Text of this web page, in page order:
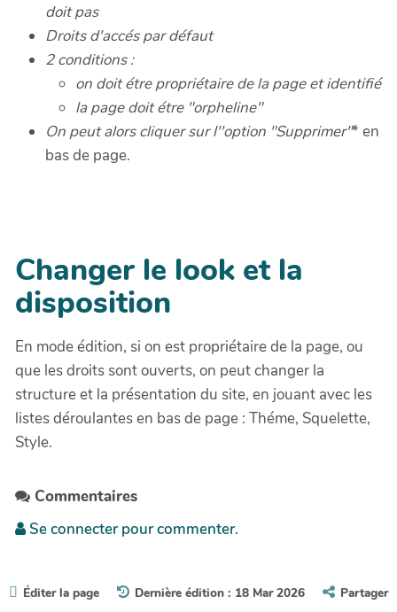
doit pas
Droits d'accés par défaut
2 conditions :
on doit étre propriétairede la page etidentifié
la page doit étre "orpheline"
On peut alors cliquer sur l''option "Supprimer"* en
bas de page.
Changer le look et la
disposition
En mode édition, si on est propriétaire de la page, ou
que les droits sont ouverts, on peut changer la
structure et la présentation du site, en jouant avec les
listes déroulantes en bas de page : Théme, Squelette,
Style.
Commentaires
Se connecter pour commenter.
Éditer la page Dernière édition : 18 Mar 2026 Partager